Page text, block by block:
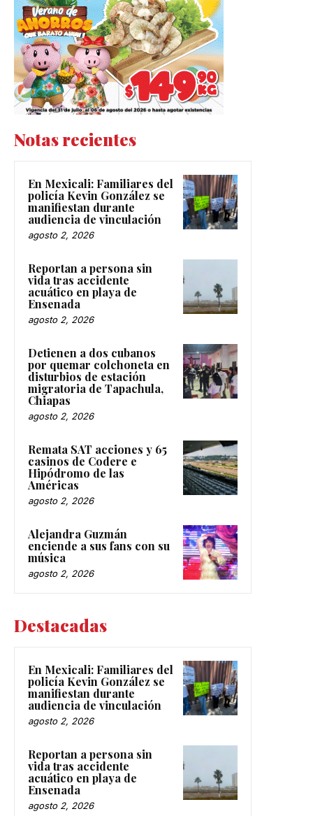
Notas recientes
En Mexicali: Familiares del
policía Kevin González se
manifiestan durante
audiencia de vinculación
agosto 2, 2026
Reportan a persona sin
vida tras accidente
acuático en playa de
Ensenada
agosto 2, 2026
Detienen a dos cubanos
por quemar colchoneta en
disturbios de estación
migratoria de Tapachula,
Chiapas
agosto 2, 2026
Remata SAT acciones y 65
casinos de Codere e
Hipódromo de las
Américas
agosto 2, 2026
Alejandra Guzmán
enciende a sus fans con su
música
agosto 2, 2026
Destacadas
En Mexicali: Familiares del
policía Kevin González se
manifiestan durante
audiencia de vinculación
agosto 2, 2026
Reportan a persona sin
vida tras accidente
acuático en playa de
Ensenada
agosto 2, 2026